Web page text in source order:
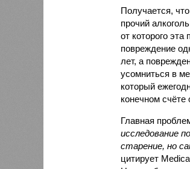
Получается,
прочий
от которого
повреждение
лет, а
усомниться в
который
конечном
Главная
исследование
старение, но
цитирует